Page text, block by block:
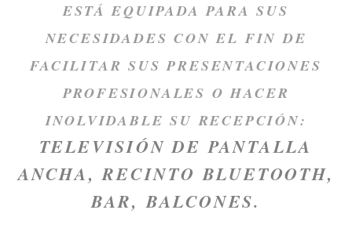
ESTÁ EQUIPADA PARA SUS
NECESIDADES CON EL FIN DE
FACILITAR SUS PRESENTACIONES
PROFESIONALES O HACER
INOLVIDABLE SU RECEPCIÓN:
TELEVISIÓN DE PANTALLA
ANCHA, RECINTO BLUETOOTH,
BAR, BALCONES.